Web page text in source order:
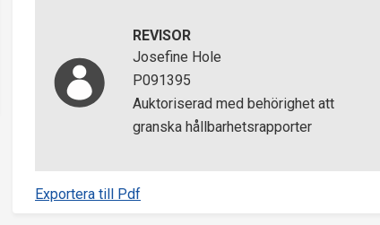
REVISOR
Josefine Hole
P091395
Auktoriserad med behörighet att
granska hållbarhetsrapporter
Exportera till Pdf